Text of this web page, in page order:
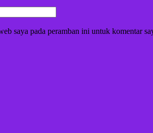
saya pada peramban ini untuk komentar